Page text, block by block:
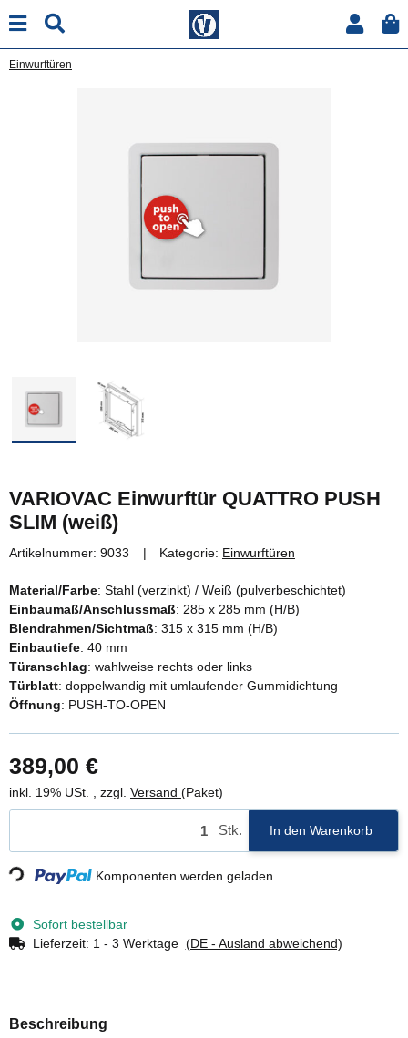
Einwurftüren
VARIOVAC Einwurftür QUATTRO PUSH
SLIM (weiß)
Artikelnummer: 9033 Kategorie: Einwurftüren
Material/Farbe: Stahl (verzinkt) / Weiß (pulverbeschichtet)
Einbaumaß/Anschlussmaß: 285 x 285 mm (H/B)
Blendrahmen/Sichtmaß: 315 x 315 mm (H/B)
Einbautiefe: 40 mm
Türanschlag: wahlweise rechts oder links
Türblatt: doppelwandig mit umlaufender Gummidichtung
Öffnung: PUSH-TO-OPEN
389,00 €
inkl. 19% USt. , zzgl. Versand (Paket)
Stk. In den Warenkorb
Komponenten werden geladen ...
Sofort bestellbar
Lieferzeit: 1 - 3 Werktage (DE - Ausland abweichend)
Beschreibung